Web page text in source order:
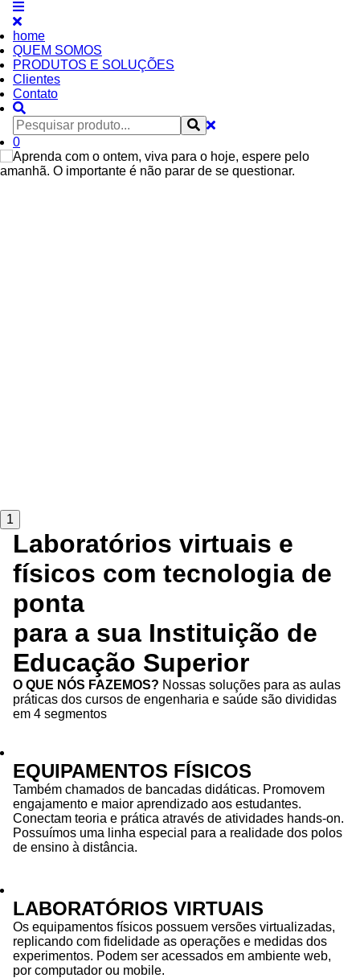
home
QUEM SOMOS
PRODUTOS E SOLUÇÕES
Clientes
Contato
0
1
Laboratórios virtuais e
físicos com tecnologia de
ponta
para a sua Instituição de
Educação Superior
O QUE NÓS FAZEMOS? Nossas soluções para as aulas
práticas dos cursos de engenharia e saúde são divididas
em 4 segmentos
EQUIPAMENTOS FÍSICOS
Também chamados de bancadas didáticas. Promovem
engajamento e maior aprendizado aos estudantes.
Conectam teoria e prática através de atividades hands-on.
Possuímos uma linha especial para a realidade dos polos
de ensino à distância.
LABORATÓRIOS VIRTUAIS
Os equipamentos físicos possuem versões virtualizadas,
replicando com fidelidade as operações e medidas dos
experimentos. Podem ser acessados em ambiente web,
por computador ou mobile.